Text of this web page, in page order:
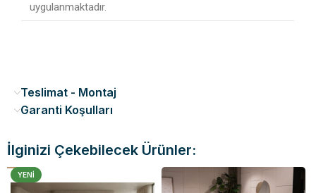
uygulanmaktadır.
Teslimat - Montaj
Garanti Koşulları
İlginizi Çekebilecek Ürünler:
YENI